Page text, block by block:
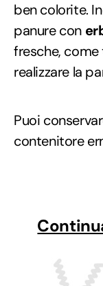
ben colorite.
panure con
fresche,
realizzare la
Puoi
contenitore